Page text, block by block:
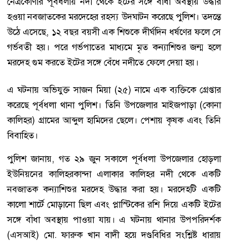
হওয়া নবজাতকের মরদেহের রহস্য উদ্ঘাটন করেছে পুলিশ। তদন্তে
উঠে এসেছে, ১২ বছর বয়সী এক শিশুকে দীর্ঘদিন ধর্ষণের ফলে সে
গর্ভবতী হয়। পরে গর্ভপাতের মাধ্যমে মৃত কন্যাশিশুর জন্ম হলে
মরদেহ গুম করতে ইটের সঙ্গে বেঁধে নদীতে ফেলে দেয়া হয়।
এ ঘটনায় অভিযুক্ত সাজন মিয়া (২৫) নামে এক ব্যক্তিকে গ্রেপ্তার
করেছে পূর্বধলা থানা পুলিশ। তিনি উপজেলার মাইজপাড়া (কোনা
কালিহর) গ্রামের আব্দুল হামিদের ছেলে। পেশায় কৃষক এবং তিনি
বিবাহিত।
পুলিশ জানায়, গত ২৯ জুন সকালে পূর্বধলা উপজেলার হোড়লা
ইউনিয়নের কালিহরকান্দা এলাকার কালিহর নদী থেকে একটি
নবজাতক কন্যাশিশুর মরদেহ উদ্ধার করা হয়। মরদেহটি একটি
কালো শার্টে মোড়ানো ছিল এবং প্লাস্টিকের রশি দিয়ে একটি ইটের
সঙ্গে বাঁধা অবস্থায় পাওয়া যায়। এ ঘটনায় থানার উপপরিদর্শক
(এসআই) মো. ফারুক খান বাদী হয়ে দণ্ডবিধির সংশ্লিষ্ট ধারায়